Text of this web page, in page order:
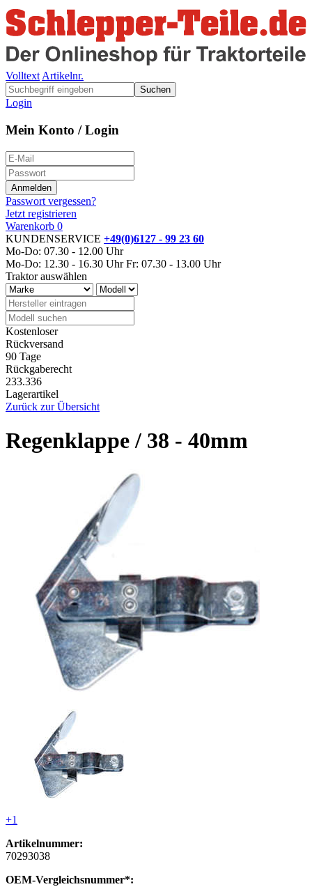
Volltext Artikelnr.
Suchen
Login
Mein Konto / Login
Passwort vergessen?
Jetzt registrieren
Warenkorb 0
KUNDENSERVICE +49(0)6127 - 99 23 60
Mo-Do: 07.30 - 12.00 Uhr
Mo-Do: 12.30 - 16.30 Uhr Fr: 07.30 - 13.00 Uhr
Traktor auswählen
Kostenloser
Rückversand
90 Tage
Rückgaberecht
233.336
Lagerartikel
Zurück zur Übersicht
Regenklappe / 38 - 40mm
+1
Artikelnummer:
70293038
OEM-Vergleichsnummer*: